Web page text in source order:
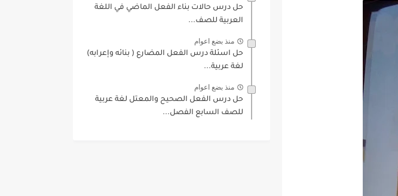
حل درس حالات بناء الفعل الماضي في اللغة
العربية للصف...
منذ بضع اعوام
حل اسئلة درس الفعل المضارع ( بنائه وإعرابه)
لغة عربية...
منذ بضع اعوام
حل درس الفعل الصحيح والمعتل لغة عربية
للصف السابع الفصل...